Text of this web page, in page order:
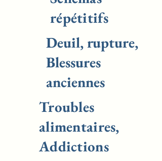
répétitifs
Deuil, rupture,
Blessures
anciennes
Troubles
alimentaires,
Addictions